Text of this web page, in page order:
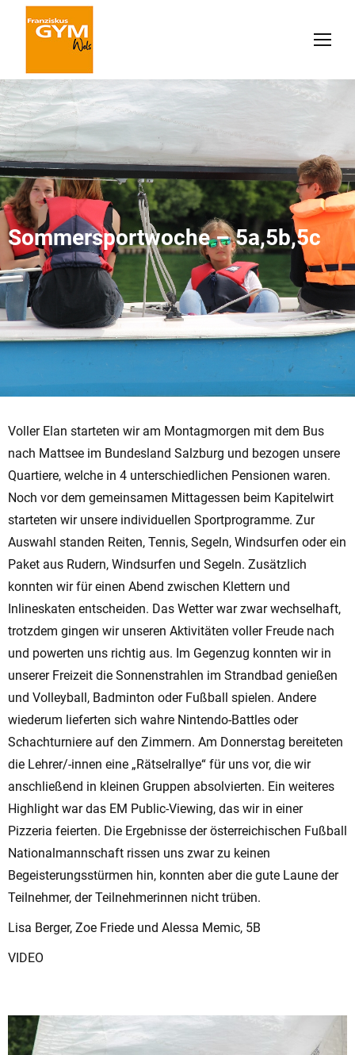
Sommersportwoche – 5a,5b,5c
Voller Elan starteten wir am Montagmorgen mit dem Bus
nach Mattsee im Bundesland Salzburg und bezogen unsere
Quartiere, welche in 4 unterschiedlichen Pensionen waren.
Noch vor dem gemeinsamen Mittagessen beim Kapitelwirt
starteten wir unsere individuellen Sportprogramme. Zur
Auswahl standen Reiten, Tennis, Segeln, Windsurfen oder ein
Paket aus Rudern, Windsurfen und Segeln. Zusätzlich
konnten wir für einen Abend zwischen Klettern und
Inlineskaten entscheiden. Das Wetter war zwar wechselhaft,
trotzdem gingen wir unseren Aktivitäten voller Freude nach
und powerten uns richtig aus. Im Gegenzug konnten wir in
unserer Freizeit die Sonnenstrahlen im Strandbad genießen
und Volleyball, Badminton oder Fußball spielen. Andere
wiederum lieferten sich wahre Nintendo-Battles oder
Schachturniere auf den Zimmern. Am Donnerstag bereiteten
die Lehrer/-innen eine „Rätselrallye“ für uns vor, die wir
anschließend in kleinen Gruppen absolvierten. Ein weiteres
Highlight war das EM Public-Viewing, das wir in einer
Pizzeria feierten. Die Ergebnisse der österreichischen Fußball
Nationalmannschaft rissen uns zwar zu keinen
Begeisterungsstürmen hin, konnten aber die gute Laune der
Teilnehmer, der Teilnehmerinnen nicht trüben.
Lisa Berger, Zoe Friede und Alessa Memic, 5B
VIDEO